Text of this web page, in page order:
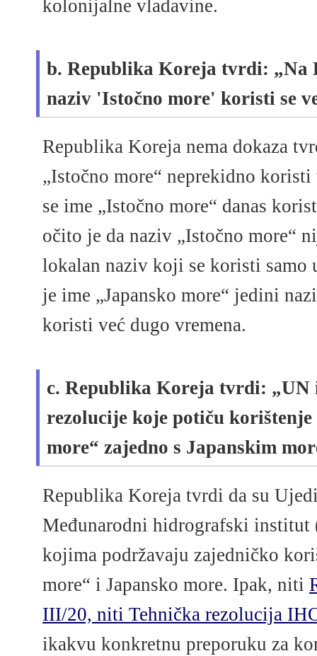
kolonijalne vladavine.
b. Republika Koreja tvrdi: „Na
naziv 'Istočno more' koristi se
Republika Koreja nema dokaza
„Istočno more“ neprekidno
se ime „Istočno more“ danas
očito je da naziv „Istočno more“
lokalan naziv koji se koristi samo
je ime „Japansko more“ jedini
koristi već dugo vremena.
c. Republika Koreja tvrdi:
rezolucije koje potiču korištenje
more“ zajedno s Japanskim
Republika Koreja tvrdi da su
Međunarodni hidrografski
kojima podržavaju zajedničko
more“ i Japansko more. Ipak, niti
III/20, niti Tehnička rezolucija
ikakvu konkretnu preporuku za